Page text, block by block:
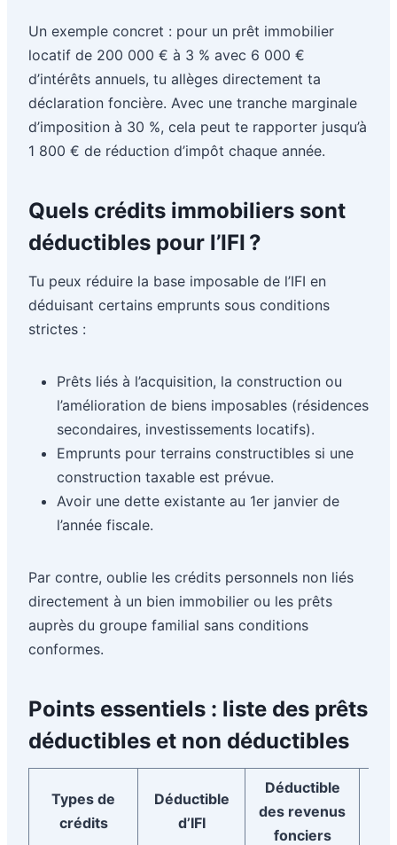
Un exemple concret : pour un prêt immobilier
locatif de 200 000 € à 3 % avec 6 000 €
d’intérêts annuels, tu allèges directement ta
déclaration foncière. Avec une tranche marginale
d’imposition à 30 %, cela peut te rapporter jusqu’à
1 800 € de réduction d’impôt chaque année.
Quels crédits immobiliers sont
déductibles pour l’IFI ?
Tu peux réduire la base imposable de l’IFI en
déduisant certains emprunts sous conditions
strictes :
Prêts liés à l’acquisition, la construction ou
l’amélioration de biens imposables (résidences
secondaires, investissements locatifs).
Emprunts pour terrains constructibles si une
construction taxable est prévue.
Avoir une dette existante au 1er janvier de
l’année fiscale.
Par contre, oublie les crédits personnels non liés
directement à un bien immobilier ou les prêts
auprès du groupe familial sans conditions
conformes.
Points essentiels : liste des prêts
déductibles et non déductibles
Types de
crédits
Déductible
d’IFI
Déductible
des revenus
fonciers